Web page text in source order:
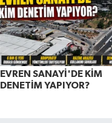
EVREN SANAYİ'DE KİM
DENETİM YAPIYOR?